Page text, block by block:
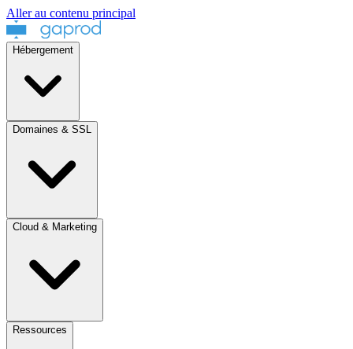
Aller au contenu principal
Hébergement
Domaines & SSL
Cloud & Marketing
Ressources